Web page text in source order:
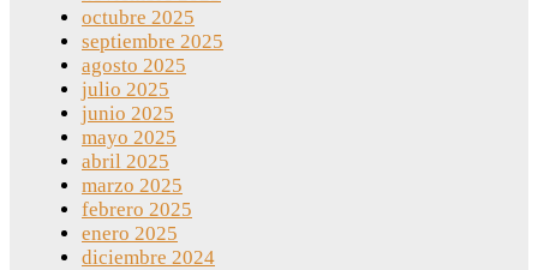
octubre 2025
septiembre 2025
agosto 2025
julio 2025
junio 2025
mayo 2025
abril 2025
marzo 2025
febrero 2025
enero 2025
diciembre 2024